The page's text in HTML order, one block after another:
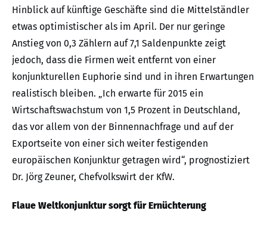
Hinblick auf künftige Geschäfte sind die Mittelständler
etwas optimistischer als im April. Der nur geringe
Anstieg von 0,3 Zählern auf 7,1 Saldenpunkte zeigt
jedoch, dass die Firmen weit entfernt von einer
konjunkturellen Euphorie sind und in ihren Erwartungen
realistisch bleiben. „Ich erwarte für 2015 ein
Wirtschaftswachstum von 1,5 Prozent in Deutschland,
das vor allem von der Binnennachfrage und auf der
Exportseite von einer sich weiter festigenden
europäischen Konjunktur getragen wird“, prognostiziert
Dr. Jörg Zeuner, Chefvolkswirt der KfW.
Flaue Weltkonjunktur sorgt für Ernüchterung